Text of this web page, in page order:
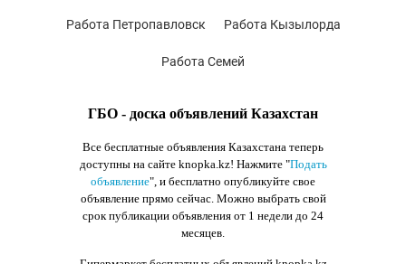
ГБО - доска объявлений Казахстан
Все бесплатные объявления Казахстана теперь
доступны на сайте knopka.kz! Нажмите "Подать
объявление", и бесплатно опубликуйте свое
объявление прямо сейчас. Можно выбрать свой
срок публикации объявления от 1 недели до 24
месяцев.
Работа Петропавловск Работа Кызылорда
Работа Семей